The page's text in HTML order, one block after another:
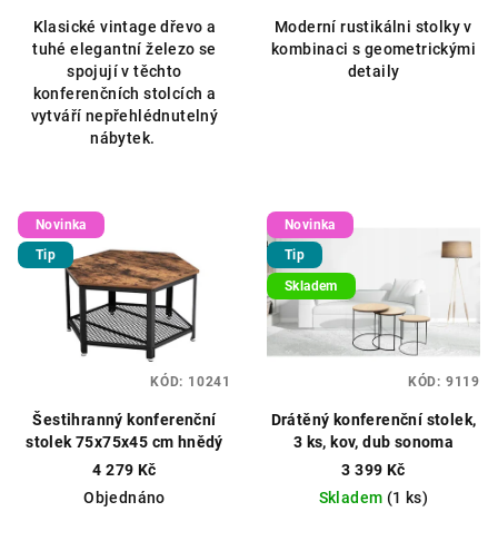
Klasické vintage dřevo a
tuhé elegantní železo se
spojují v těchto
konferenčních stolcích a
vytváří nepřehlédnutelný
nábytek.
Moderní rustikálni stolky v
kombinaci s geometrickými
detaily
Novinka
Tip
Šestihranný konferenční
stolek 75x75x45 cm hnědý
4 279 Kč
Objednáno
KÓD: 10241
Novinka
Tip
Skladem
Drátěný konferenční stolek,
3 ks, kov, dub sonoma
3 399 Kč
Skladem (1 ks)
KÓD: 9119